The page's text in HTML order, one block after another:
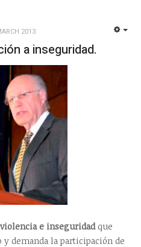
2013
a inseguridad.
violencia e inseguridadque
demanda la participación de